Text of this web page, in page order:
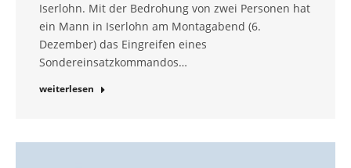
Iserlohn. Mit der Bedrohung von zwei Personen hat
ein Mann in Iserlohn am Montagabend (6.
Dezember) das Eingreifen eines
Sondereinsatzkommandos…
weiterlesen